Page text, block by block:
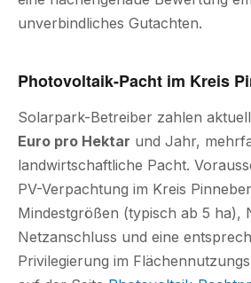
unverbindliches Gutachten.
Photovoltaik-Pacht im Kreis
Solarpark-Betreiber zahlen aktuell
Euro pro Hektar und Jahr,
landwirtschaftliche Pacht.
PV-Verpachtung im Kreis
Mindestgrößen (typisch ab 5 ha),
Netzanschluss und eine
Privilegierung im